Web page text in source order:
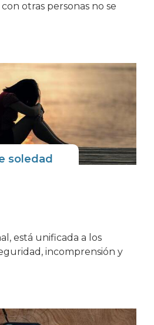
otras personas no se
soledad
está unificada a los
incomprensión y